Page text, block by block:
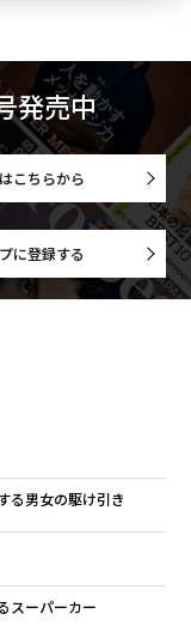
発売中
こちらから
に登録する
る男女の駆け引き
スーパーカー